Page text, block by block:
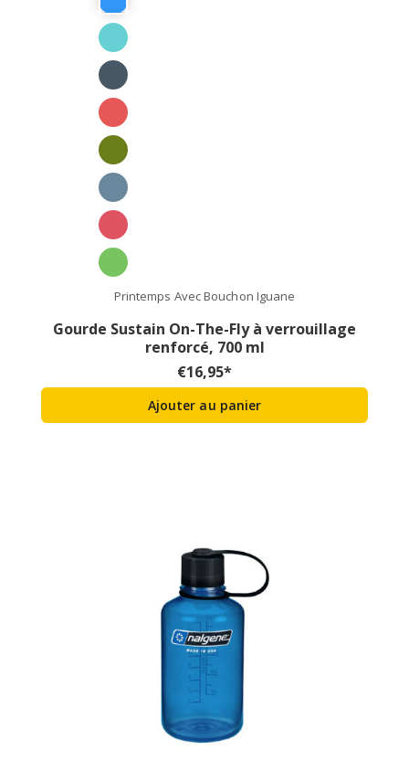
Printemps Avec Bouchon Iguane
Gourde Sustain On-The-Fly à verrouillage
renforcé, 700 ml
€16,95*
Ajouter au panier